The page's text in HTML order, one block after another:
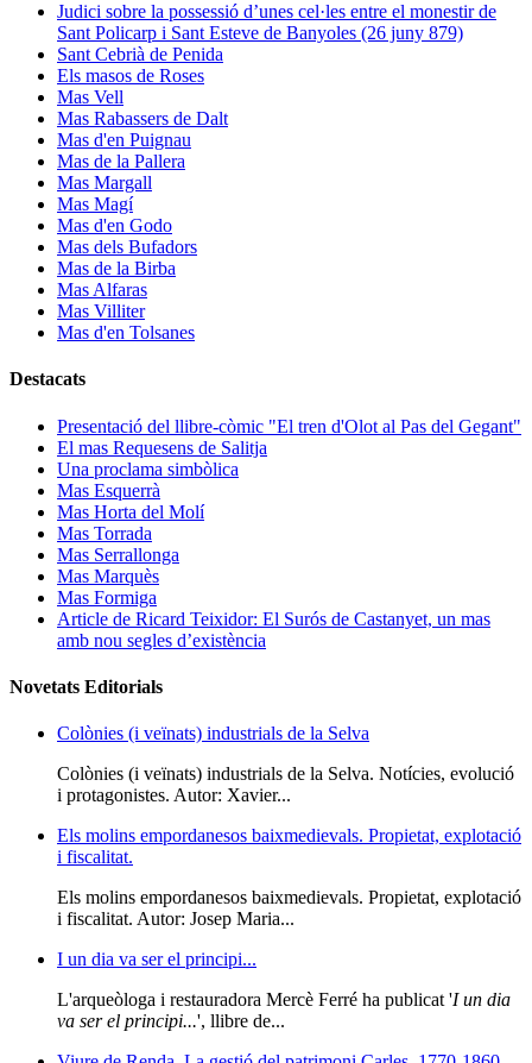
Judici sobre la possessió d’unes cel·les entre el monestir de
Sant Policarp i Sant Esteve de Banyoles (26 juny 879)
Sant Cebrià de Penida
Els masos de Roses
Mas Vell
Mas Rabassers de Dalt
Mas d'en Puignau
Mas de la Pallera
Mas Margall
Mas Magí
Mas d'en Godo
Mas dels Bufadors
Mas de la Birba
Mas Alfaras
Mas Villiter
Mas d'en Tolsanes
Destacats
Presentació del llibre-còmic "El tren d'Olot al Pas del Gegant"
El mas Requesens de Salitja
Una proclama simbòlica
Mas Esquerrà
Mas Horta del Molí
Mas Torrada
Mas Serrallonga
Mas Marquès
Mas Formiga
Article de Ricard Teixidor: El Surós de Castanyet, un mas
amb nou segles d’existència
Novetats Editorials
Colònies (i veïnats) industrials de la Selva
Colònies (i veïnats) industrials de la Selva. Notícies, evolució
i protagonistes. Autor: Xavier...
Els molins empordanesos baixmedievals. Propietat, explotació
i fiscalitat.
Els molins empordanesos baixmedievals. Propietat, explotació
i fiscalitat. Autor: Josep Maria...
I un dia va ser el principi...
L'arqueòloga i restauradora Mercè Ferré ha publicat 'I un dia
va ser el principi...', llibre de...